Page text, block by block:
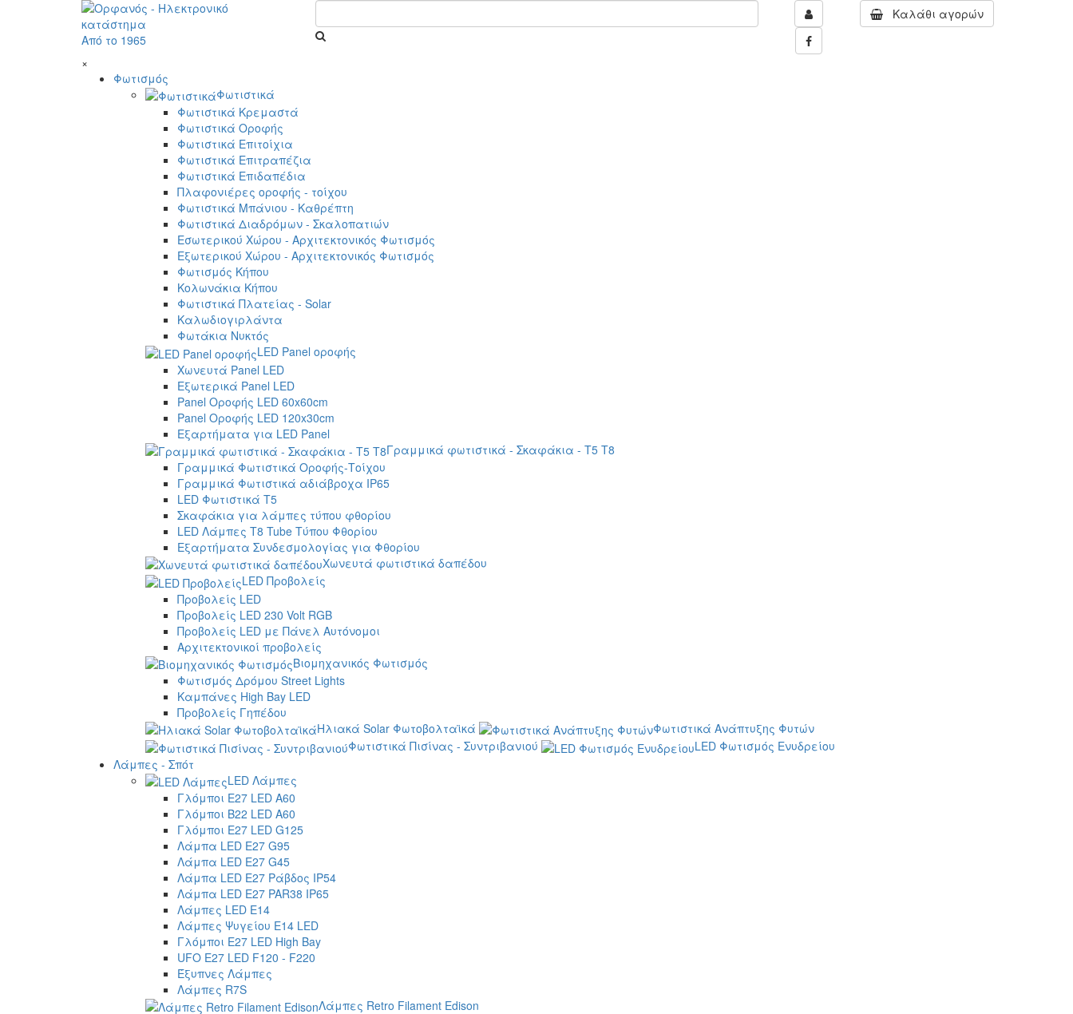
Από το 1965
Καλάθι αγορών
×
Φωτισμός
Φωτιστικά
Φωτιστικά Κρεμαστά
Φωτιστικά Οροφής
Φωτιστικά Επιτοίχια
Φωτιστικά Επιτραπέζια
Φωτιστικά Επιδαπέδια
Πλαφονιέρες οροφής - τοίχου
Φωτιστικά Μπάνιου - Καθρέπτη
Φωτιστικά Διαδρόμων - Σκαλοπατιών
Εσωτερικού Χώρου - Αρχιτεκτονικός Φωτισμός
Εξωτερικού Χώρου - Αρχιτεκτονικός Φωτισμός
Φωτισμός Κήπου
Κολωνάκια Κήπου
Φωτιστικά Πλατείας - Solar
Καλωδιογιρλάντα
Φωτάκια Νυκτός
LED Panel οροφής
Χωνευτά Panel LED
Εξωτερικά Panel LED
Panel Οροφής LED 60x60cm
Panel Οροφής LED 120x30cm
Εξαρτήματα για LED Panel
Γραμμικά φωτιστικά - Σκαφάκια - Τ5 T8
Γραμμικά Φωτιστικά Οροφής-Τοίχου
Γραμμικά Φωτιστικά αδιάβροχα IP65
LED Φωτιστικά T5
Σκαφάκια για λάμπες τύπου φθορίου
LED Λάμπες T8 Tube Τύπου Φθορίου
Εξαρτήματα Συνδεσμολογίας για Φθορίου
Χωνευτά φωτιστικά δαπέδου
LED Προβολείς
Προβολείς LED
Προβολείς LED 230 Volt RGB
Προβολείς LED με Πάνελ Αυτόνομοι
Αρχιτεκτονικοί προβολείς
Βιομηχανικός Φωτισμός
Φωτισμός Δρόμου Street Lights
Καμπάνες High Bay LED
Προβολείς Γηπέδου
Ηλιακά Solar Φωτοβολταϊκά
Φωτιστικά Ανάπτυξης Φυτών
Φωτιστικά Πισίνας - Συντριβανιού
LED Φωτισμός Ενυδρείου
Λάμπες - Σπότ
LED Λάμπες
Γλόμποι E27 LED A60
Γλόμποι B22 LED A60
Γλόμποι E27 LED G125
Λάμπα LED E27 G95
Λάμπα LED E27 G45
Λάμπα LED E27 Ράβδος IP54
Λάμπα LED E27 PAR38 IP65
Λάμπες LED E14
Λάμπες Ψυγείου E14 LED
Γλόμποι E27 LED High Bay
UFO E27 LED F120 - F220
Έξυπνες Λάμπες
Λάμπες R7S
Λάμπες Retro Filament Edison